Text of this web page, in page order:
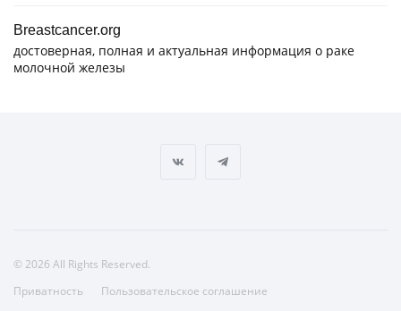
Breastcancer.org
достоверная, полная и актуальная информация о раке
молочной железы
© 2026 All Rights Reserved.
Приватность
Пользовательское соглашение